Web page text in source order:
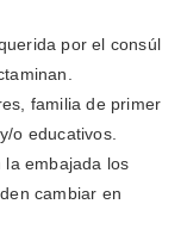
por el consúl
familia de primer
o educativos.
la embajada los
cambiar en